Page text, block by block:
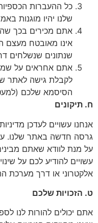
כל ההעברות הכספיות
שלנו יהיו מוגנות
אתם מכירים בכך
אינו מאובטח מעצם
שנתונים שנשלחים דרך
אתם אחראים על
לקבלת גישה לאתר
הסיסמא שלכם (למעט
עשויים לעדכן
חדשה באתר שלנו.
לוודא שאתם מבינים כל
להודיע לכם על שינויים
או דרך מערכת
שלכם
יכולים להורות לנו